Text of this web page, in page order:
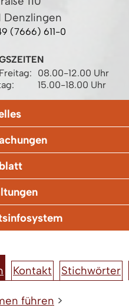
Denzlingen
(7666) 611-0
08.00-12.00 Uhr
15.00-18.00 Uhr
Kontakt Stichwörter
führen >